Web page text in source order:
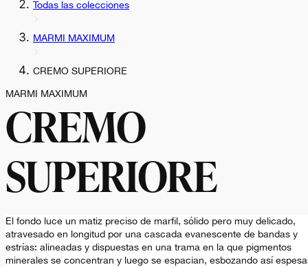
Todas las colecciones
MARMI MAXIMUM
CREMO SUPERIORE
MARMI MAXIMUM
CREMO
SUPERIORE
El fondo luce un matiz preciso de marfil, sólido pero muy delicado,
atravesado en longitud por una cascada evanescente de bandas y
estrías: alineadas y dispuestas en una trama en la que pigmentos
minerales se concentran y luego se espacian, esbozando así